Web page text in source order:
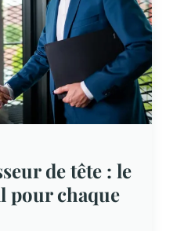
de tête : le
pour chaque